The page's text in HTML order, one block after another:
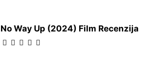
No Way Up (2024) Film Recenzija